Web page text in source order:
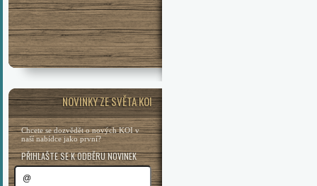
NOVINKY ZE SVĚTA KOI
Chcete se dozvědět o nových KOI v
naší nabídce jako první?
PŘIHLAŠTE SE K ODBĚRU NOVINEK